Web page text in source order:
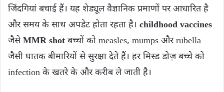
जिंदगियां बचाई हैं। यह शेड्यूल वैज्ञानिक प्रमाणों पर आधारित है
और समय के साथ अपडेट होता रहता है। childhood vaccines
जैसेMMR shot बच्चों को measles, mumps और rubella
जैसी घातक बीमारियों से सुरक्षा देते हैं। हर मिस्ड डोज़ बच्चे को
infection के खतरे के और करीब ले जाती है।